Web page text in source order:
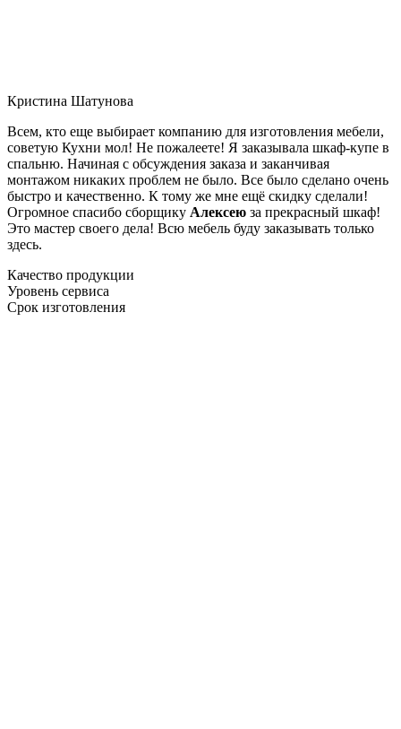
Кристина Шатунова
Всем, кто еще выбирает компанию для изготовления мебели,
советую Кухни мол! Не пожалеете! Я заказывала шкаф-купе в
спальню. Начиная с обсуждения заказа и заканчивая
монтажом никаких проблем не было. Все было сделано очень
быстро и качественно. К тому же мне ещё скидку сделали!
Огромное спасибо сборщику Алексею за прекрасный шкаф!
Это мастер своего дела! Всю мебель буду заказывать только
здесь.
Качество продукции
Уровень сервиса
Срок изготовления